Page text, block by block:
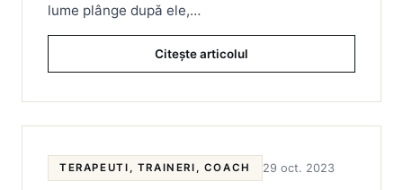
lume plânge după ele,…
Citește articolul
TERAPEUTI, TRAINERI, COACH 29 oct. 2023